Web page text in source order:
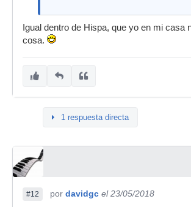
Igual dentro de Hispa, que yo en mi casa
cosa.
1 respuesta directa
#12 por davidgc el 23/05/2018